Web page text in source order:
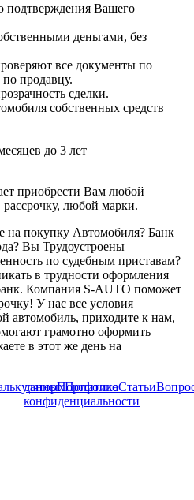
подтверждения Вашего
деньгами, без
все документы по
продавцу.
сделки.
собственных средств
до 3 лет
приобрести Вам любой
любой марки.
на покупку Автомобиля? Банк
Вы Трудоустроены
по судебным приставам?
в трудности оформления
Компания S-AUTO поможет
У нас все условия
автомобиль, приходите к нам,
грамотно оформить
в этот же день на
ПортфолиоСтатьи
данныхПолитика
конфиденциальности